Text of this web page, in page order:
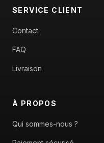
SERVICE CLIENT
Contact
FAQ
Livraison
À PROPOS
Qui sommes-nous ?